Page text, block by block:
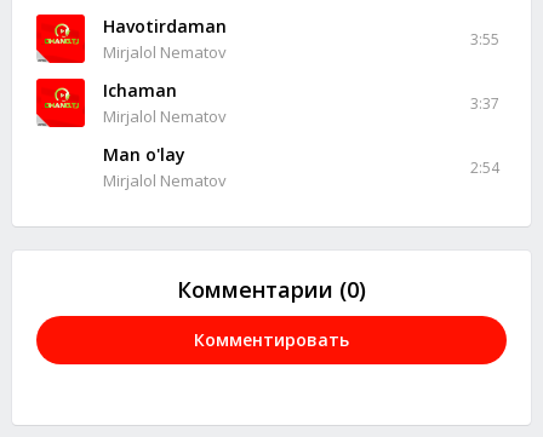
Havotirdaman
Mirjalol Nematov
3:55
Ichaman
Mirjalol Nematov
3:37
Man o'lay
Mirjalol Nematov
2:54
Комментарии (0)
Комментировать